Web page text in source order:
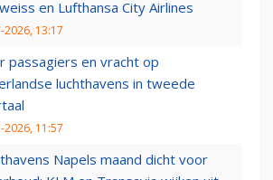
en Lufthansa City Airlines
2026, 13:17
passagiers en vracht op
luchthavens in tweede
2026, 11:57
Napels maand dicht voor